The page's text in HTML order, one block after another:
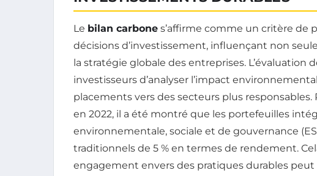
Le bilan carbone s’affirme comme un critère de
décisions d’investissement, influençant non
la stratégie globale des entreprises. L’évaluation
investisseurs d’analyser l’impact
placements vers des secteurs plus
en 2022, il a été montré que les portefeuilles
environnementale, sociale et de gouvernance
traditionnels de 5 % en termes de rendement.
engagement envers des pratiques durables